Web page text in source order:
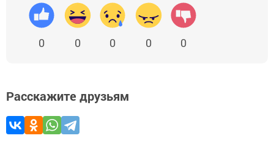
0 0 0 0 0
Расскажите друзьям